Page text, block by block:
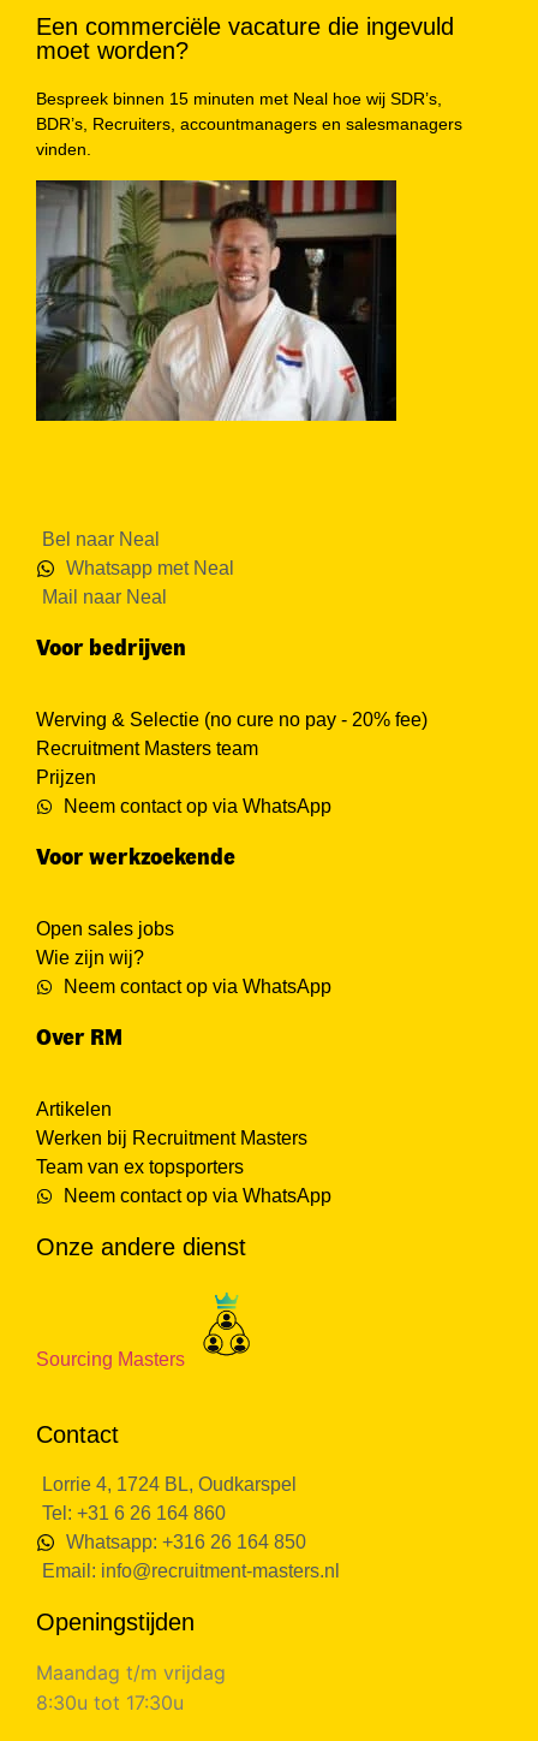
Een commerciële vacature die ingevuld
moet worden?
Bespreek binnen 15 minuten met Neal hoe wij SDR’s,
BDR’s, Recruiters, accountmanagers en salesmanagers
vinden.
Bel naar Neal
Whatsapp met Neal
Mail naar Neal
Voor bedrijven
Werving & Selectie (no cure no pay - 20% fee)
Recruitment Masters team
Prijzen
Neem contact op via WhatsApp
Voor werkzoekende
Open sales jobs
Wie zijn wij?
Neem contact op via WhatsApp
Over RM
Artikelen
Werken bij Recruitment Masters
Team van ex topsporters
Neem contact op via WhatsApp
Onze andere dienst
Sourcing Masters
Contact
Lorrie 4, 1724 BL, Oudkarspel
Tel: +31 6 26 164 860
Whatsapp: +316 26 164 850
Email: info@recruitment-masters.nl
Openingstijden
Maandag t/m vrijdag
8:30u tot 17:30u